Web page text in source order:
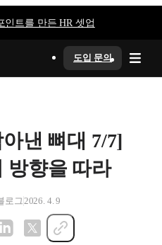
인트를 만든 HR 셋업
도입 문의
낸 뼈대 7/7]
방향을 따라
로그 2026. 4. 9